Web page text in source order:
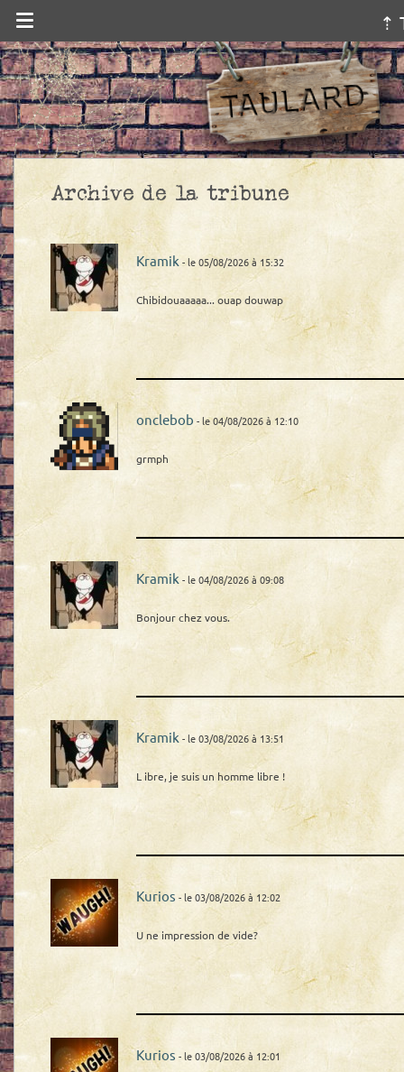
⇡
Archive de la tribune
Kramik - le 05/08/2026 à 15:32
Chibidouaaaaa... ouap douwap
onclebob - le 04/08/2026 à 12:10
grmph
Kramik - le 04/08/2026 à 09:08
Bonjour chez vous.
Kramik - le 03/08/2026 à 13:51
L ibre, je suis un homme libre !
Kurios - le 03/08/2026 à 12:02
U ne impression de vide?
Kurios - le 03/08/2026 à 12:01